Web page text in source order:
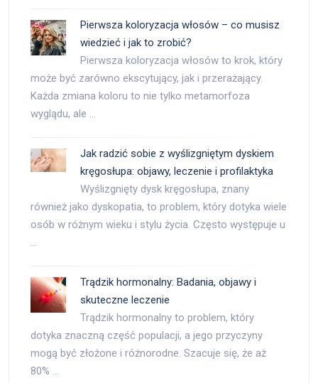
Pierwsza koloryzacja włosów – co musisz
wiedzieć i jak to zrobić?
Pierwsza koloryzacja włosów to krok, który
może być zarówno ekscytujący, jak i przerażający.
Każda zmiana koloru to nie tylko metamorfoza
wyglądu, ale …
Jak radzić sobie z wyślizgniętym dyskiem
kręgosłupa: objawy, leczenie i profilaktyka
Wyślizgnięty dysk kręgosłupa, znany
również jako dyskopatia, to problem, który dotyka wiele
osób w różnym wieku i stylu życia. Często występuje u
…
Trądzik hormonalny: Badania, objawy i
skuteczne leczenie
Trądzik hormonalny to problem, który
dotyka znaczną część populacji, a jego przyczyny
mogą być złożone i różnorodne. Szacuje się, że aż
80% …